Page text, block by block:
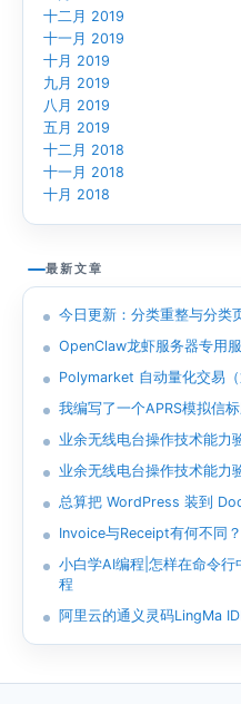
十二月 2019
十一月 2019
十月 2019
九月 2019
八月 2019
五月 2019
十二月 2018
十一月 2018
十月 2018
最新文章
今日更新：分类重整与分类
OpenClaw龙虾服务器专用
Polymarket 自动量化交易
我编写了一个APRS模拟信
业余无线电台操作技术能力
业余无线电台操作技术能力
总算把 WordPress 装到
Invoice与Receipt有何不同？
小白学AI编程|怎样在命令
程
阿里云的通义灵码LingMa